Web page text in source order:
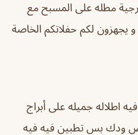
مطله على المسبح مع
يجهزون لكم حفلاتكم الخاصة
اطلاله جميله على أبراج
ودك بس تطبين فيه فيه